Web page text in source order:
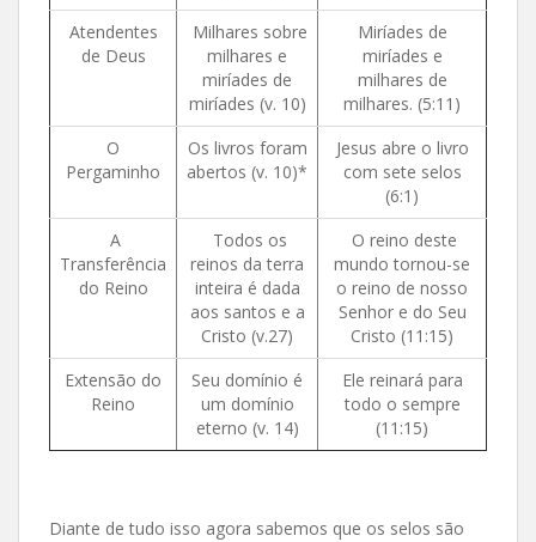
Atendentes
de Deus
Milhares sobre
milhares e
miríades de
miríades (v. 10)
Miríades de
miríades e
milhares de
milhares. (5:11)
O
Pergaminho
Os livros foram
abertos (v. 10)*
Jesus abre o livro
com sete selos
(6:1)
A
Transferência
do Reino
Todos os
reinos da terra
inteira é dada
aos santos e a
Cristo (v.27)
O reino deste
mundo tornou-se
o reino de nosso
Senhor e do Seu
Cristo (11:15)
Extensão do
Reino
Seu domínio é
um domínio
eterno (v. 14)
Ele reinará para
todo o sempre
(11:15)
Diante de tudo isso agora sabemos que os selos são